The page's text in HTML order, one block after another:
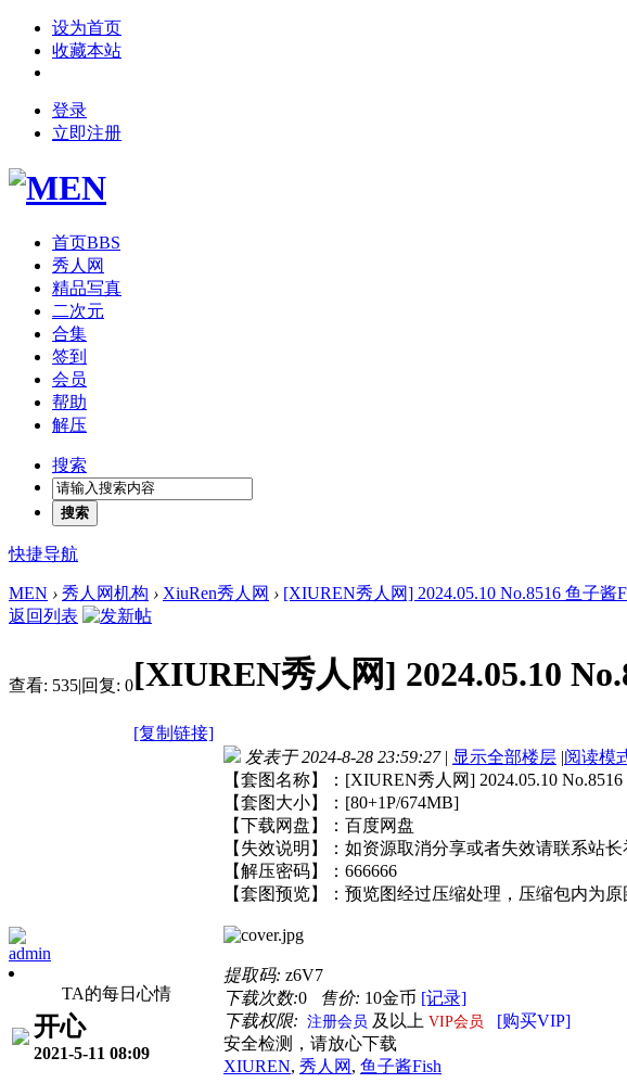
设为首页
收藏本站
登录
立即注册
首页BBS
秀人网
精品写真
二次元
合集
签到
会员
帮助
解压
搜索
搜索
快捷导航
MEN › 秀人网机构 › XiuRen秀人网 › [XIUREN秀人网] 2024.05.10 No.8516 鱼子酱
返回列表
查看: 535|回复: 0[XIUREN秀人网] 2024.05.10
[复制链接]
admin
TA的每日心情
开心
2021-5-11 08:09
发表于 2024-8-28 23:59:27 | 显示全部楼层 |阅读模
【套图名称】：[XIUREN秀人网] 2024.05.10 No.8516
【套图大小】：[80+1P/674MB]
【下载网盘】：百度网盘
【失效说明】：如资源取消分享或者失效请联系站长
【解压密码】：666666
【套图预览】：预览图经过压缩处理，压缩包内为原
提取码: z6V7
下载次数:0 售价: 10金币 [记录]
下载权限: 注册会员 及以上 VIP会员
[购买VIP]
安全检测，请放心下载
XIUREN, 秀人网 , 鱼子酱Fish